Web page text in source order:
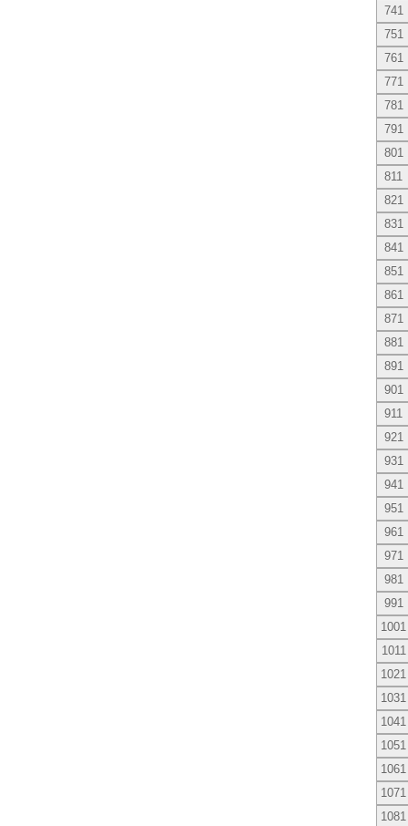
741
751
761
771
781
791
801
811
821
831
841
851
861
871
881
891
901
911
921
931
941
951
961
971
981
991
1001
1011
1021
1031
1041
1051
1061
1071
1081